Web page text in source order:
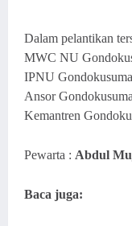
Dalam pelantikan
MWC NU
IPNU
Ansor
Kemantren
Pewarta : Abdul
Baca juga: